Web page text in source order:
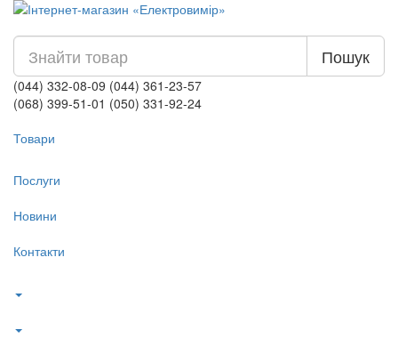
Пошук
(044) 332-08-09 (044) 361-23-57
(068) 399-51-01 (050) 331-92-24
Товари
Послуги
Новини
Контакти